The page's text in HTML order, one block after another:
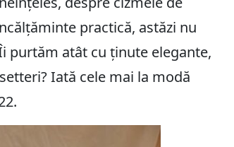
practică, astăzi nu
purtăm atât cu ținute elegante,
Iată cele mai la modă